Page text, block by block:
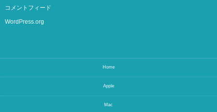
コメントフィード
WordPress.org
Home
Apple
Mac